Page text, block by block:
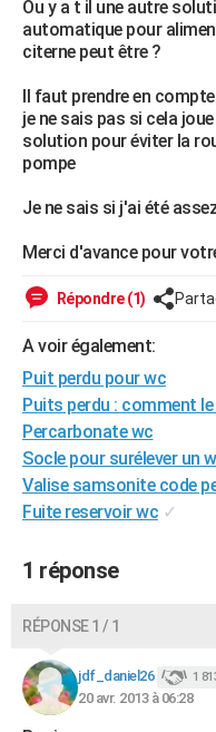
BONS PLANS
Carte de Noël
Carte Bonne année
Carte Saint-Valentin
Carte Pâques
Carte d'anniversaire
DICTIONNAIRE
Dictionnaire
Biographies
Citations
Expressions
Proverbes
PROGRAMME TV
COPAINS D'AVANT
S'inscrire
Se connecter
Lycées
Collèges
Primaires
Universités
Entreprises
Service militaire
Avis de recherche
AVIS DE DÉCÈS
FORUM
Bricolage
Lifestyle
Culture
Sport
Auto
Television
Voyage
Cinema
Ou y a t il une autre
automatique pour
citerne peut être ?
Il faut prendre en
je ne sais pas si cela
solution pour éviter la
pompe
Je ne sais si j'ai été
Merci d'avance pour
Répondre (1)
A voir également:
Puit perdu pour wc
Puits perdu : comment
Percarbonate wc
Socle pour surélever un
Valise samsonite code
Fuite reservoir wc ✓
1 réponse
RÉPONSE 1 / 1
jdf_daniel26 1
20 avr. 2013 à 06:28